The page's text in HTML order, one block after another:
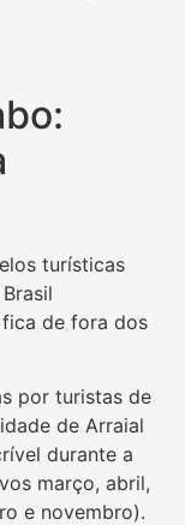
turísticas
de fora dos
por turistas de
de Arraial
durante a
março, abril,
e novembro).